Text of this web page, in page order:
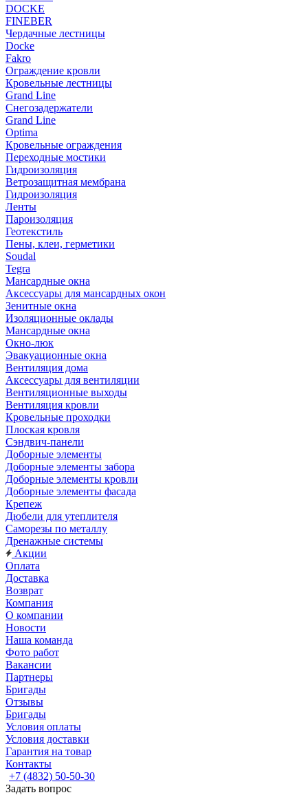
DOCKE
FINEBER
Чердачные лестницы
Docke
Fakro
Ограждение кровли
Кровельные лестницы
Grand Line
Снегозадержатели
Grand Line
Optima
Кровельные ограждения
Переходные мостики
Гидроизоляция
Ветрозащитная мембрана
Гидроизоляция
Ленты
Пароизоляция
Геотекстиль
Пены, клеи, герметики
Soudal
Tegra
Мансардные окна
Аксессуары для мансардных окон
Зенитные окна
Изоляционные оклады
Мансардные окна
Окно-люк
Эвакуационные окна
Вентиляция дома
Аксессуары для вентиляции
Вентиляционные выходы
Вентиляция кровли
Кровельные проходки
Плоская кровля
Сэндвич-панели
Доборные элементы
Доборные элементы забора
Доборные элементы кровли
Доборные элементы фасада
Крепеж
Дюбели для утеплителя
Саморезы по металлу
Дренажные системы
Акции
Оплата
Доставка
Возврат
Компания
О компании
Новости
Наша команда
Фото работ
Вакансии
Партнеры
Бригады
Отзывы
Бригады
Условия оплаты
Условия доставки
Гарантия на товар
Контакты
+7 (4832) 50-50-30
Задать вопрос